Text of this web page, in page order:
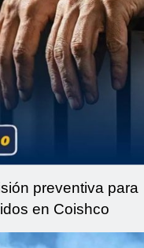
preventiva para
en Coishco